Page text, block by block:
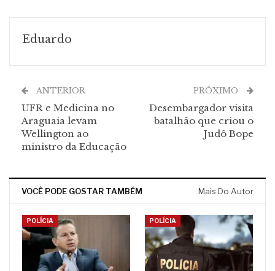
Eduardo
ANTERIOR
UFR e Medicina no
Araguaia levam
Wellington ao
ministro da Educação
PRÓXIMO
Desembargador visita
batalhão que criou o
Judô Bope
VOCÊ PODE GOSTAR TAMBÉM Mais Do Autor
POLÍCIA POLÍCIA